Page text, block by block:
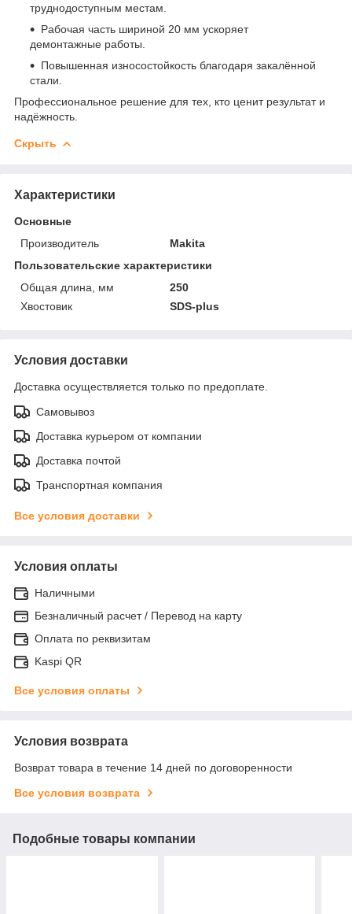
труднодоступным местам.
Рабочая часть шириной 20 мм ускоряет
демонтажные работы.
Повышенная износостойкость благодаря закалённой
стали.
Профессиональное решение для тех, кто ценит результат и
надёжность.
Скрыть
Характеристики
Основные
Производитель
Makita
Пользовательские характеристики
Общая длина, мм
250
Хвостовик
SDS-plus
Условия доставки
Доставка осуществляется только по предоплате.
Самовывоз
Доставка курьером от компании
Доставка почтой
Транспортная компания
Все условия доставки
Условия оплаты
Наличными
Безналичный расчет / Перевод на карту
Оплата по реквизитам
Kaspi QR
Все условия оплаты
Условия возврата
Возврат товара в течение 14 дней по договоренности
Все условия возврата
Подобные товары компании